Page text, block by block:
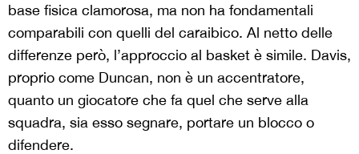
base fisica clamorosa, ma non ha fondamentali
comparabili con quelli del caraibico. Al netto delle
differenze però, l’approccio al basket è simile. Davis,
proprio come Duncan, non è un accentratore,
quanto un giocatore che fa quel che serve alla
squadra, sia esso segnare, portare un blocco o
difendere.